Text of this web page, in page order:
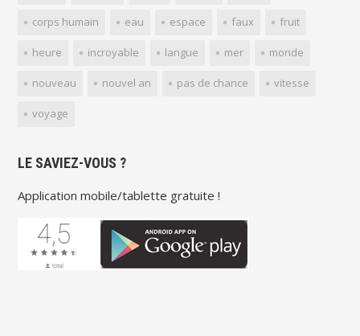
corps humain eau espace faux fruit
heure incroyable langue mer monde
nouveau nouvel an pas de chance vitesse
voyage
LE SAVIEZ-VOUS ?
Application mobile/tablette gratuite !